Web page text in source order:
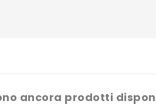
ancora prodotti